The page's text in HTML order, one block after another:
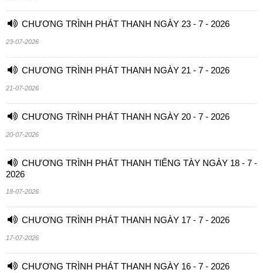
CHƯƠNG TRÌNH PHÁT THANH NGÀY 23 - 7 - 2026
23-07-2026
CHƯƠNG TRÌNH PHÁT THANH NGÀY 21 - 7 - 2026
21-07-2026
CHƯƠNG TRÌNH PHÁT THANH NGÀY 20 - 7 - 2026
20-07-2026
CHƯƠNG TRÌNH PHÁT THANH TIẾNG TÀY NGÀY 18 - 7 -
2026
18-07-2026
CHƯƠNG TRÌNH PHÁT THANH NGÀY 17 - 7 - 2026
17-07-2026
CHƯƠNG TRÌNH PHÁT THANH NGÀY 16 - 7 - 2026